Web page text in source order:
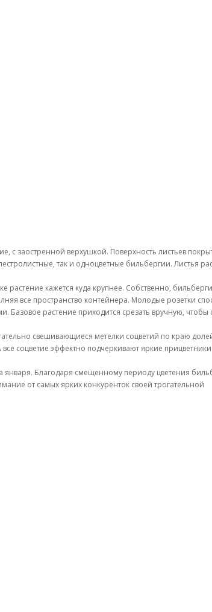
с заостренной верхушкой. Поверхность листьев
так и одноцветные бильбергии. Листья
кажется куда крупнее. Собственно,
все пространство контейнера. Молодые розетки
Базовое растение приходится срезать вручную,
свешивающиеся метелки соцветий по краю
соцветие эффектно подчеркивают яркие
января. Благодаря смещенному периоду цветения
от самых ярких конкуренток своей трогательной